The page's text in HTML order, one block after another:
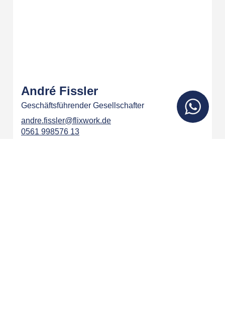
André Fissler
Geschäftsführender Gesellschafter
andre.fissler@flixwork.de
0561 998576 13